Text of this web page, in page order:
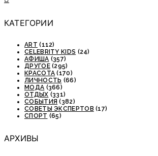
КАТЕГОРИИ
ART (112)
CELEBRITY KIDS (24)
АФИША (357)
ДРУГОЕ(295)
КРАСОТА (170)
ЛИЧНОСТЬ (66)
МОДА (366)
ОТДЫХ (331)
СОБЫТИЯ (382)
СОВЕТЫ ЭКСПЕРТОВ (17)
СПОРТ (65)
АРХИВЫ